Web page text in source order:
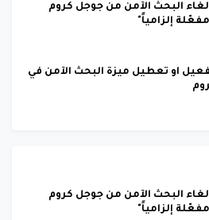
البحث الآمن من جوجل كروم
إلزامياً"
او تعطيل ميزة البحث الآمن في
البحث الآمن من جوجل كروم
إلزامياً"